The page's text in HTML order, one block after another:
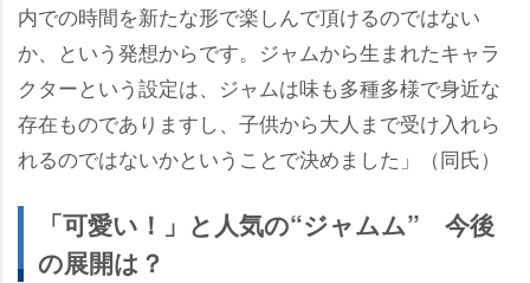
内での時間を新たな形で楽しんで頂けるのではない
か、という発想からです。ジャムから生まれたキャラ
クターという設定は、ジャムは味も多種多様で身近な
存在ものでありますし、子供から大人まで受け入れら
れるのではないかということで決めました」（同氏）
「可愛い！」と人気の“ジャムム” 今後
の展開は？